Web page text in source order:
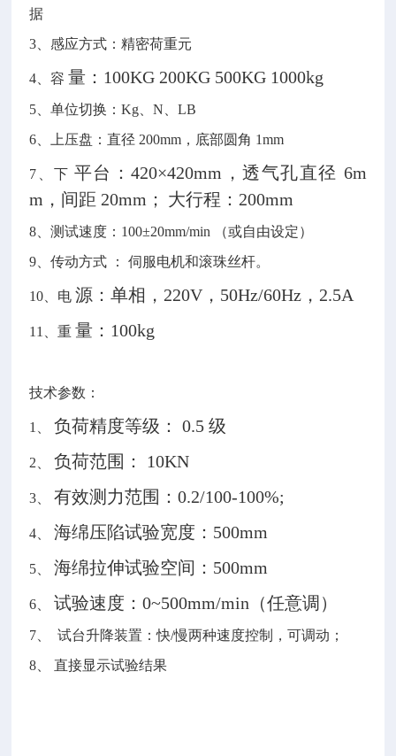
据
3、感应方式：精密荷重元
4、容量：100KG 200KG 500KG 1000kg
5、单位切换：Kg、N、LB
6、上压盘：直径 200mm，底部圆角 1mm
7、下 平台：420×420mm，透气孔直径 6m
m，间距 20mm； 大行程：200mm
8、测试速度：100±20mm/min （或自由设定）
9、传动方式 ： 伺服电机和滚珠丝杆。
10、电源：单相，220V，50Hz/60Hz，2.5A
11、重量：100kg
技术参数：
1、负荷精度等级： 0.5 级
2、负荷范围： 10KN
3、有效测力范围：0.2/100-100%;
4、海绵压陷试验宽度：500mm
5、海绵拉伸试验空间：500mm
6、试验速度：0~500mm/min（任意调）
7、 试台升降装置：快/慢两种速度控制，可调动；
8、 直接显示试验结果